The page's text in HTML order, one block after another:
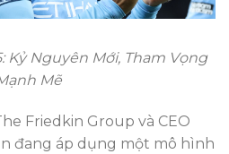
Kỷ Nguyên Mới, Tham Vọng
Mẽ
Friedkin Group và CEO
đang áp dụng một mô hình